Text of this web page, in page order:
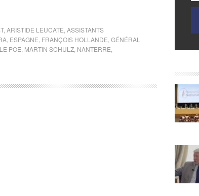
, ARISTIDE LEUCATE ASSISTANTS
ESPAGNE FRANÇOIS HOLLANDE GÉNÉRAL
POE MARTIN SCHULZ NANTERRE